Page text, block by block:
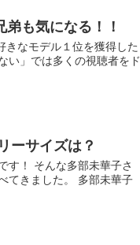
も気になる！！
きなモデル１位を獲得した
い」では多くの視聴者をド
ーサイズは？
す！ そんな多部未華子さ
てきました。 多部未華子